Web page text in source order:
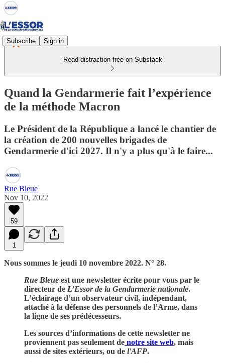
Subscribe Sign in
Read distraction-free on Substack
Quand la Gendarmerie fait l’expérience
de la méthode Macron
Le Président de la République a lancé le chantier de
la création de 200 nouvelles brigades de
Gendarmerie d'ici 2027. Il n'y a plus qu'à le faire...
Rue Bleue
Nov 10, 2022
59
1
Nous sommes le jeudi 10 novembre 2022. N° 28.
Rue Bleue est une newsletter écrite pour vous par le
directeur de L’Essor de la Gendarmerie nationale.
L’éclairage d’un observateur civil, indépendant,
attaché à la défense des personnels de l’Arme, dans
la ligne de ses prédécesseurs.
Les sources d’informations de cette newsletter ne
proviennent pas seulement de notre site web, mais
aussi de sites extérieurs, ou de l'AFP.